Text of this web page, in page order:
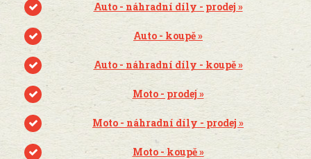
Auto - náhradní díly - prodej »
Auto - koupě »
Auto - náhradní díly - koupě »
Moto - prodej »
Moto - náhradní díly - prodej »
Moto - koupě »